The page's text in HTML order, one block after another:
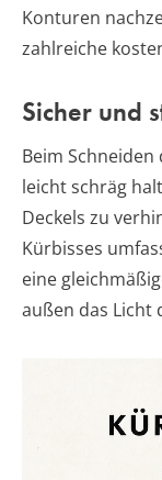
Konturen
zahlreiche
Sicher und
Beim Schneiden
leicht schräg
Deckels zu
Kürbisses
eine
außen das Licht